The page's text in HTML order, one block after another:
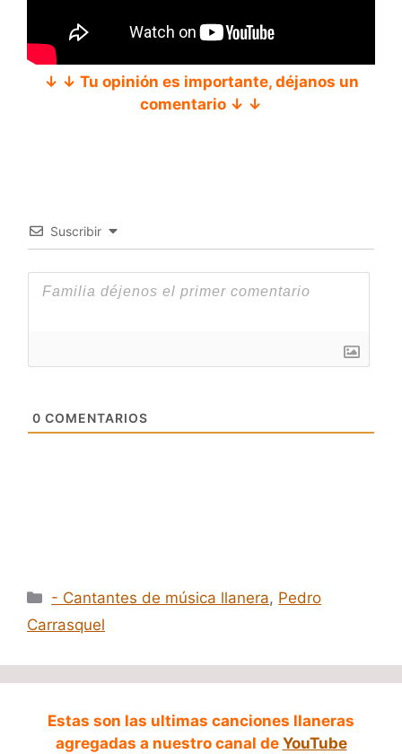
↓ ↓ Tu opinión es importante, déjanos un
comentario ↓ ↓
Suscribir
0 COMENTARIOS
Categorías
- Cantantes de música llanera, Pedro
Carrasquel
Estas son las ultimas canciones llaneras
agregadas a nuestro canal de YouTube